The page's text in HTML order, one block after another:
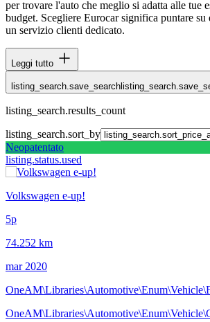
per trovare l'auto che meglio si adatta alle tue
budget. Scegliere Eurocar significa puntare su
un servizio clienti dedicato.
Leggi tutto
listing_search.save_search
listing_search.results_count
listing_search.sort_by
Neopatentato
listing.status.used
Volkswagen e-up!
5p
74.252 km
mar 2020